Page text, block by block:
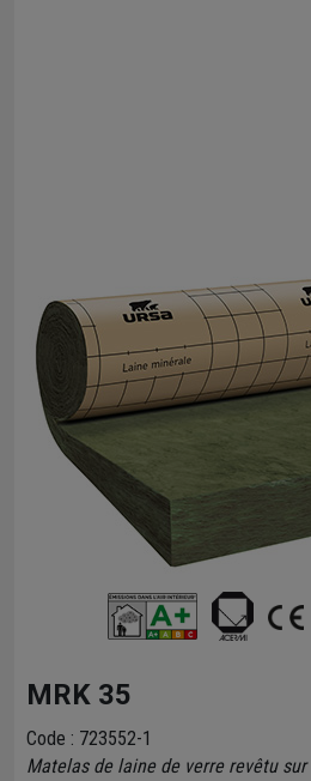
MRK 35
Code : 723552-1
Matelas de laine de verre revêtu